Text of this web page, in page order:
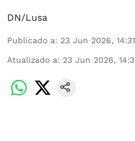
DN/Lusa
Publicado a: 23 Jun 2026, 14:31
Atualizado a: 23 Jun 2026,